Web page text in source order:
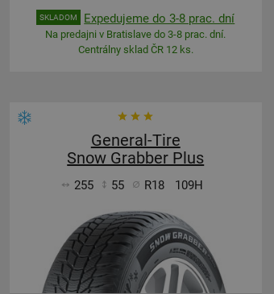
SKLADOM Expedujeme do 3-8 prac. dní
Na predajni v Bratislave do 3-8 prac. dní.
Centrálny sklad ČR 12 ks.
General-Tire
Snow Grabber Plus
255 55 R18 109H